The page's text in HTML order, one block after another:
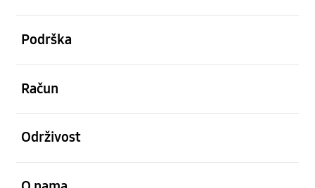
Podrška
Račun
Održivost